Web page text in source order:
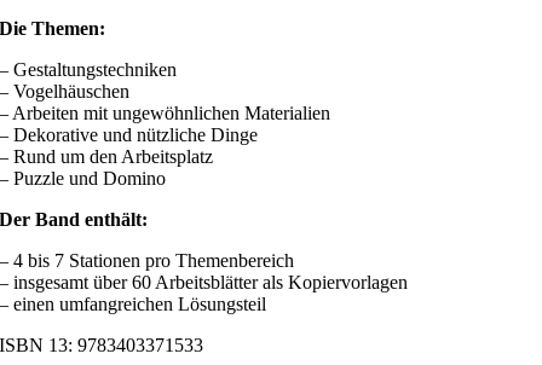
Die Themen:
– Gestaltungstechniken
– Vogelhäuschen
– Arbeiten mit ungewöhnlichen Materialien
– Dekorative und nützliche Dinge
– Rund um den Arbeitsplatz
– Puzzle und Domino
Der Band enthält:
– 4 bis 7 Stationen pro Themenbereich
– insgesamt über 60 Arbeitsblätter als Kopiervorlagen
– einen umfangreichen Lösungsteil
ISBN 13: 9783403371533